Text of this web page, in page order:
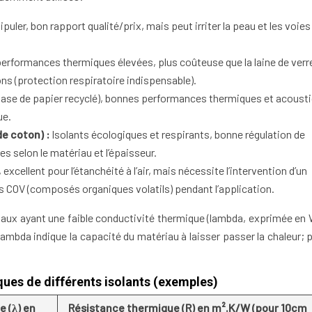
bon rapport qualité/prix, mais peut irriter la peau et les voies
thermiques élevées, plus coûteuse que la laine de
(protection respiratoire indispensable).
de papier recyclé), bonnes performances thermiques et
coton) : Isolants écologiques et respirants, bonne régulation de
selon le matériau et l’épaisseur.
pour l’étanchéité à l’air, mais nécessite l’intervention d’un
(composés organiques volatils) pendant l’application.
ayant une faible conductivité thermique (lambda, exprimée en
indique la capacité du matériau à laisser passer la chaleur;
de différents isolants (exemples)
(λ) en Résistance thermique (R) en m².K/W (pour 10cm